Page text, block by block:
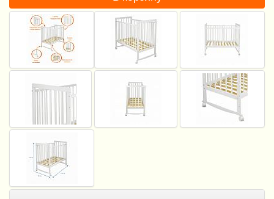
Качели, шезлонги
Манежи
Безопасность ребенка
Ходунки и прыгунки
Игры и развитие
Принадлежности для выписки
Сумки для мам и детей
Кенгуру и слинги